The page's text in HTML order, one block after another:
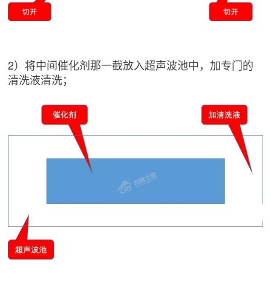
2）将中间催化剂那一截放入超声波池中，加专门的
清洗液清洗；